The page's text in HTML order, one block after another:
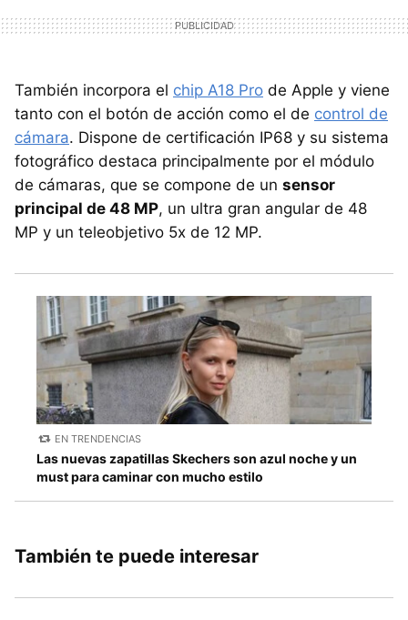
También incorpora el chip A18 Pro de Apple y viene
tanto con el botón de acción como el de control de
cámara. Dispone de certificación IP68 y su sistema
fotográfico destaca principalmente por el módulo
de cámaras, que se compone de un sensor
principal de 48 MP, un ultra gran angular de 48
MP y un teleobjetivo 5x de 12 MP.
EN TRENDENCIAS
Las nuevas zapatillas Skechers son azul noche y un
must para caminar con mucho estilo
También te puede interesar